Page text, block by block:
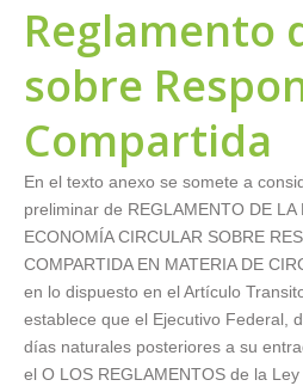
Reglamento
sobre
Compartida
En el texto anexo se somete a
preliminar de REGLAMENTO DE LA
ECONOMÍA CIRCULAR SOBRE
COMPARTIDA EN MATERIA DE
en lo dispuesto en el Artículo
establece que el Ejecutivo Federal,
días naturales posteriores a su
el O LOS REGLAMENTOS de la